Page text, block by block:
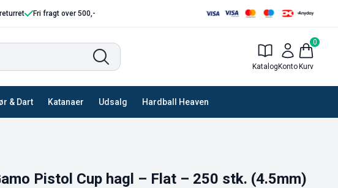
Fri fragt over 500,-
Katalog Konto
0
Kurv
& Dart Katanaer Udsalg Hardball Heaven
Pistol Cup hagl – Flat – 250 stk. (4.5mm)